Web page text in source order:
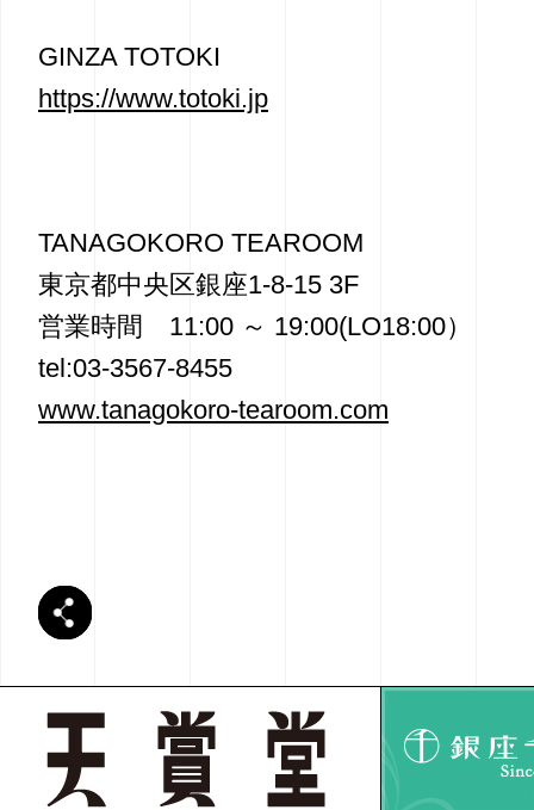
GINZA TOTOKI
https://www.totoki.jp
TANAGOKORO TEAROOM
東京都中央区銀座1-8-15 3F
営業時間 11:00 ～ 19:00(LO18:00）
tel:03-3567-8455
www.tanagokoro-tearoom.com